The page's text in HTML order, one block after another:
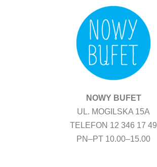
NOWY BUFET
UL. MOGILSKA 15A
TELEFON 12 346 17 49
PN–PT 10.00–15.00